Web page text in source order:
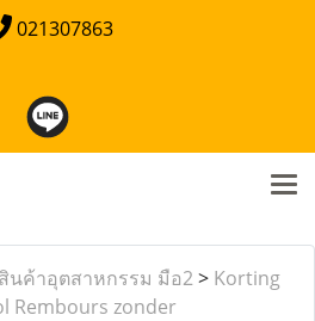
021307863
นค้าอุตสาหกรรม มือ2> Korting
Rembours zonder